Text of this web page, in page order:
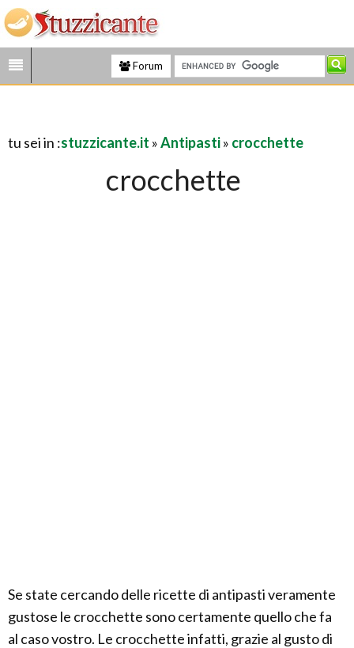
Forum
tu sei in :stuzzicante.it »Antipasti» crocchette
crocchette
Se state cercando delle ricette di antipasti veramente
gustose le crocchette sono certamente quello che fa
al caso vostro. Le crocchette infatti, grazie al gusto di